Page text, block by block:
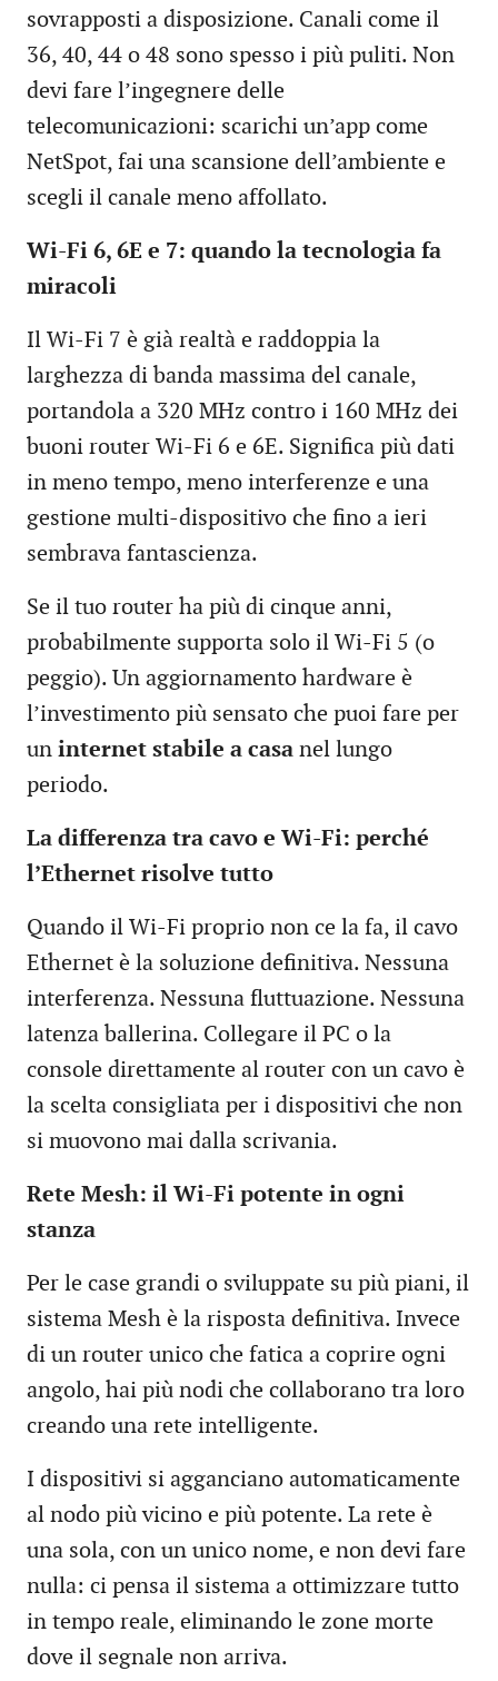
sovrapposti a disposizione. Canali come il
36, 40, 44 o 48 sono spesso i più puliti. Non
devi fare l’ingegnere delle
telecomunicazioni: scarichi un’app come
NetSpot, fai una scansione dell’ambiente e
scegli il canale meno affollato.
Wi-Fi 6, 6E e 7: quando la tecnologia fa
miracoli
Il Wi-Fi 7 è già realtà e raddoppia la
larghezza di banda massima del canale,
portandola a 320 MHz contro i 160 MHz dei
buoni router Wi-Fi 6 e 6E. Significa più dati
in meno tempo, meno interferenze e una
gestione multi-dispositivo che fino a ieri
sembrava fantascienza.
Se il tuo router ha più di cinque anni,
probabilmente supporta solo il Wi-Fi 5 (o
peggio). Un aggiornamento hardware è
l’investimento più sensato che puoi fare per
un internet stabile a casa nel lungo
periodo.
La differenza tra cavo e Wi-Fi: perché
l’Ethernet risolve tutto
Quando il Wi-Fi proprio non ce la fa, il cavo
Ethernet è la soluzione definitiva. Nessuna
interferenza. Nessuna fluttuazione. Nessuna
latenza ballerina. Collegare il PC o la
console direttamente al router con un cavo è
la scelta consigliata per i dispositivi che non
si muovono mai dalla scrivania.
Rete Mesh: il Wi-Fi potente in ogni
stanza
Per le case grandi o sviluppate su più piani, il
sistema Mesh è la risposta definitiva. Invece
di un router unico che fatica a coprire ogni
angolo, hai più nodi che collaborano tra loro
creando una rete intelligente.
I dispositivi si agganciano automaticamente
al nodo più vicino e più potente. La rete è
una sola, con un unico nome, e non devi fare
nulla: ci pensa il sistema a ottimizzare tutto
in tempo reale, eliminando le zone morte
dove il segnale non arriva.